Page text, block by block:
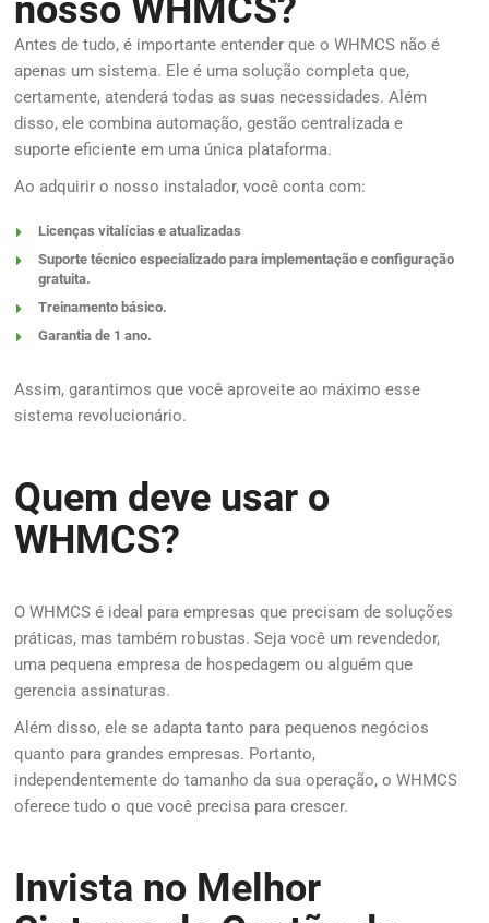
nosso WHMCS?
Antes de tudo, é importante entender que o WHMCS não é
apenas um sistema. Ele é uma solução completa que,
certamente, atenderá todas as suas necessidades. Além
disso, ele combina automação, gestão centralizada e
suporte eficiente em uma única plataforma.
Ao adquirir o nosso instalador, você conta com:
Licenças vitalícias e atualizadas
Suporte técnico especializado para implementação e configuração
gratuita.
Treinamento básico.
Garantia de 1 ano.
Assim, garantimos que você aproveite ao máximo esse
sistema revolucionário.
Quem deve usar o
WHMCS?
O WHMCS é ideal para empresas que precisam de soluções
práticas, mas também robustas. Seja você um revendedor,
uma pequena empresa de hospedagem ou alguém que
gerencia assinaturas.
Além disso, ele se adapta tanto para pequenos negócios
quanto para grandes empresas. Portanto,
independentemente do tamanho da sua operação, o WHMCS
oferece tudo o que você precisa para crescer.
Invista no Melhor